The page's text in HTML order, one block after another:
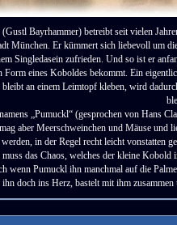
(Gustl Bayrhammer) betreibt seit vielen
München. Er kümmert sich liebevoll um
Singledasein zufrieden. Und so ist er
Form eines Koboldes bekommt. Ein
an einem Leimtopf kleben, wird
„Pumuckl“ (gesprochen von Hans
aber Meerschweinchen und Mäuse und
in der Regel recht leicht vonstatten
das Chaos, welches der kleine
wenn Pumuckl ihn manchmal auf die
ihn doch ins Herz, bastelt mit ihm